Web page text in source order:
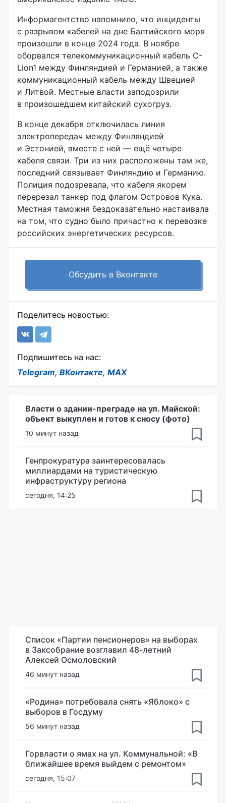
Информагентство напомнило, что инциденты
с разрывом кабелей на дне Балтийского моря
произошли в конце 2024 года. В ноябре
оборвался телекоммуникационный кабель C-
Lion1 между Финляндией и Германией, а также
коммуникационный кабель между Швецией
и Литвой. Местные власти заподозрили
в произошедшем китайский сухогруз.
В конце декабря отключилась линия
электропередач между Финляндией
и Эстонией, вместе с ней — ещё четыре
кабеля связи. Три из них расположены там же,
последний связывает Финляндию и Германию.
Полиция подозревала, что кабеля якорем
перерезал танкер под флагом Островов Кука.
Местная таможня бездоказательно настаивала
на том, что судно было причастно к перевозке
российских энергетических ресурсов.
Обсудить в Вконтакте
Поделитесь новостью:
Подпишитесь на нас:
Telegram, ВКонтакте, MAX
Власти о здании-преграде на ул. Майской:
объект выкуплен и готов к сносу (фото)
10 минут назад
Генпрокуратура заинтересовалась
миллиардами на туристическую
инфраструктуру региона
сегодня, 14:25
Список «Партии пенсионеров» на выборах
в Заксобрание возглавил 48-летний
Алексей Осмоловский
46 минут назад
«Родина» потребовала снять «Яблоко» с
выборов в Госдуму
56 минут назад
Горвласти о ямах на ул. Коммунальной: «В
ближайшее время выйдем с ремонтом»
сегодня, 15:07